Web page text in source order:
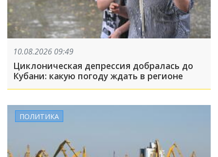
10.08.2026 09:49
Циклоническая депрессия добралась до
Кубани: какую погоду ждать в регионе
ПОЛИТИКА